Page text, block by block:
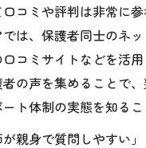
コミや評判は非常に参
は、保護者同士のネ
コミサイトなどを活
者の声を集めることで
ト体制の実態を知るこ
親身で質問しやすい